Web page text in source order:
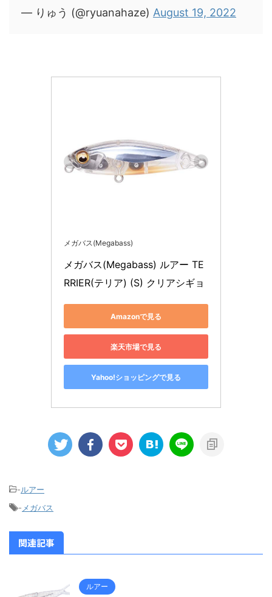
— りゅう (@ryuanahaze) August 19, 2022
メガバス(Megabass)
メガバス(Megabass) ルアー TE
RRIER(テリア) (S) クリアシギョ
Amazonで見る
楽天市場で見る
Yahoo!ショッピングで見る
-ルアー
-メガバス
関連記事
ルアー